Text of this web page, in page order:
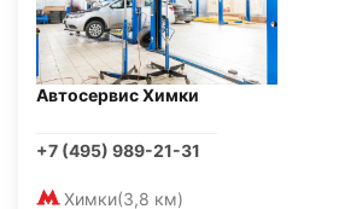
Автосервис Химки
+7 (495) 989-21-31
Химки(3,8 км)